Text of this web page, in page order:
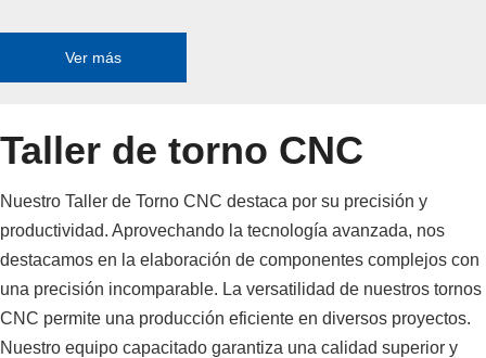
Ver más
Taller de torno CNC
Nuestro Taller de Torno CNC destaca por su precisión y
productividad. Aprovechando la tecnología avanzada, nos
destacamos en la elaboración de componentes complejos con
una precisión incomparable. La versatilidad de nuestros tornos
CNC permite una producción eficiente en diversos proyectos.
Nuestro equipo capacitado garantiza una calidad superior y